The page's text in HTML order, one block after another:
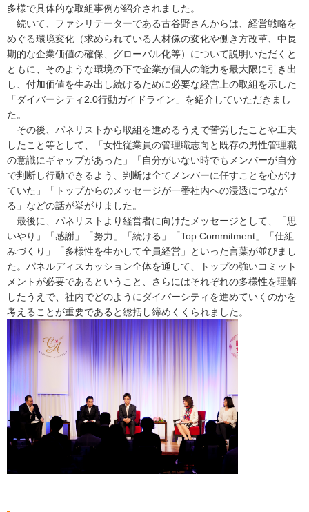
多様で具体的な取組事例が紹介されました。
続いて、ファシリテーターである古谷野さんからは、経営戦略を
めぐる環境変化（求められている人材像の変化や働き方改革、中長
期的な企業価値の確保、グローバル化等）について説明いただくと
ともに、そのような環境の下で企業が個人の能力を最大限に引き出
し、付加価値を生み出し続けるために必要な経営上の取組を示した
「ダイバーシティ2.0行動ガイドライン」を紹介していただきまし
た。
その後、パネリストから取組を進めるうえで苦労したことや工夫
したこと等として、「女性従業員の管理職志向と既存の男性管理職
の意識にギャップがあった」「自分がいない時でもメンバーが自分
で判断し行動できるよう、判断は全てメンバーに任すことを心がけ
ていた」「トップからのメッセージが一番社内への浸透につなが
る」などの話が挙がりました。
最後に、パネリストより経営者に向けたメッセージとして、「思
いやり」「感謝」「努力」「続ける」「Top Commitment」「仕組
みづくり」「多様性を生かして全員経営」といった言葉が並びまし
た。パネルディスカッション全体を通して、トップの強いコミット
メントが必要であるということ、さらにはそれぞれの多様性を理解
したうえで、社内でどのようにダイバーシティを進めていくのかを
考えることが重要であると総括し締めくくられました。